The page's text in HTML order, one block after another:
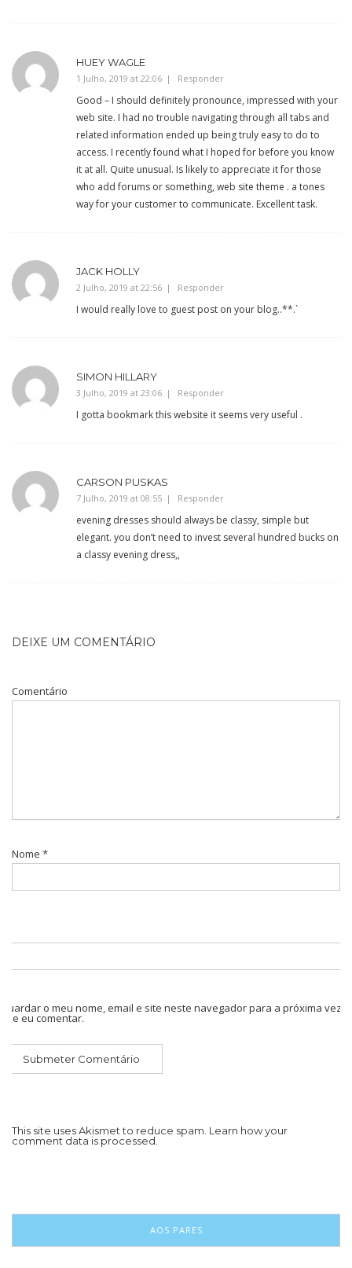
HUEY WAGLE
1 Julho, 2019 at 22:06 Responder
Good – I should definitely pronounce, impressed with your
web site. I had no trouble navigating through all tabs and
related information ended up being truly easy to do to
access. I recently found what I hoped for before you know
it at all. Quite unusual. Is likely to appreciate it for those
who add forums or something, web site theme . a tones
way for your customer to communicate. Excellent task.
JACK HOLLY
2 Julho, 2019 at 22:56 Responder
I would really love to guest post on your blog..**.`
SIMON HILLARY
3 Julho, 2019 at 23:06 Responder
I gotta bookmark this website it seems very useful .
CARSON PUSKAS
7 Julho, 2019 at 08:55 Responder
evening dresses should always be classy, simple but
elegant. you don’t need to invest several hundred bucks on
a classy evening dress,,
DEIXE UM COMENTÁRIO
Comentário
Nome *
Guardar o meu nome, email e site neste navegador para a próxima vez
que eu comentar.
This site uses Akismet to reduce spam. Learn how your
comment data is processed.
AOS PARES